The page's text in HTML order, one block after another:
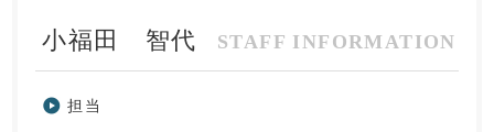
小福田 智代
担当